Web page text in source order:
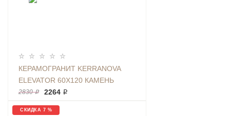
КЕРАМОГРАНИТ KERRANOVA
ELEVATOR 60Х120 КАМЕНЬ
GREY | ФОН K-
2011/MR/600X1200X11
2830 ₽ 2264 ₽
СКИДКА 7 %